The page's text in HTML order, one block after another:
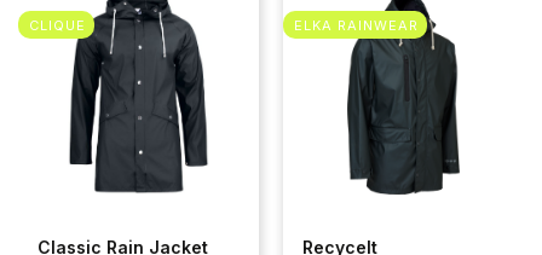
CLIQUE
Classic Rain Jacket
ELKA RAINWEAR
Recycelt